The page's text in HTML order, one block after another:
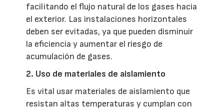
facilitando el flujo natural de los gases hacia
el exterior. Las instalaciones horizontales
deben ser evitadas, ya que pueden disminuir
la eficiencia y aumentar el riesgo de
acumulación de gases.
2. Uso de materiales de aislamiento
Es vital usar materiales de aislamiento que
resistan altas temperaturas y cumplan con